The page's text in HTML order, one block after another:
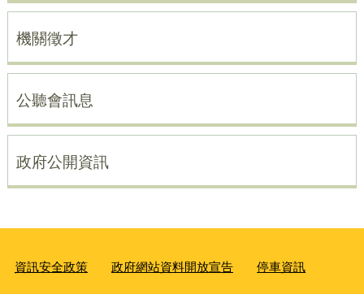
機關徵才
公聽會訊息
政府公開資訊
資訊安全政策 政府網站資料開放宣告 停車資訊